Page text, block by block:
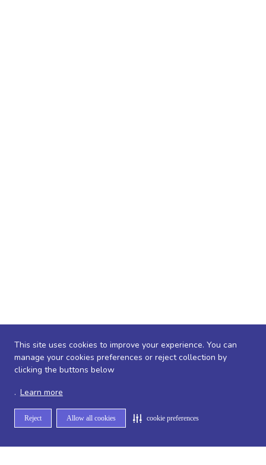
This site uses cookies to improve your experience. You can
manage your cookies preferences or reject collection by
clicking the buttons below
. Learn more
Reject Allow all cookies cookie preferences